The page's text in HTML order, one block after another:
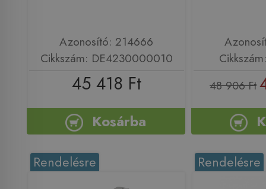
Azonosító: 214666
Cikkszám: DE4230000010
45 418 Ft
Kosárba
48 906 Ft
Rendelésre Rendelésre